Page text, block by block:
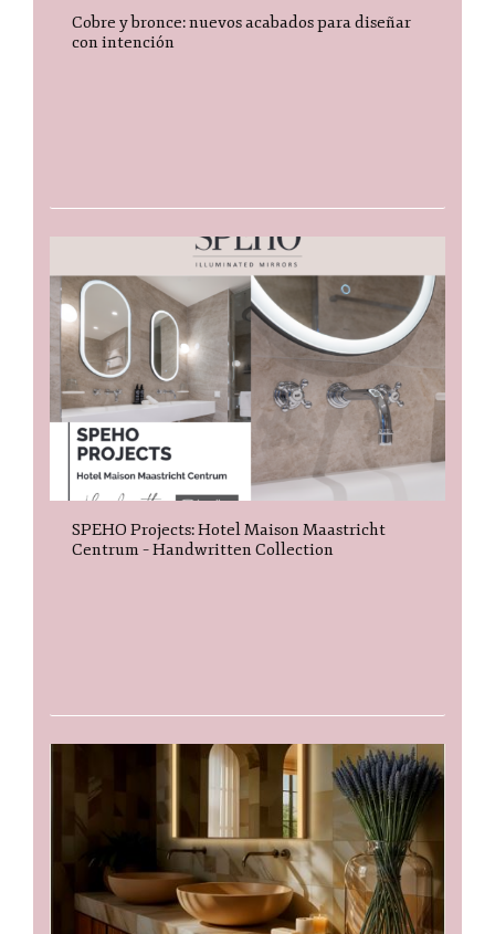
Cobre y bronce: nuevos acabados para diseñar
con intención
SPEHO Projects: Hotel Maison Maastricht
Centrum – Handwritten Collection